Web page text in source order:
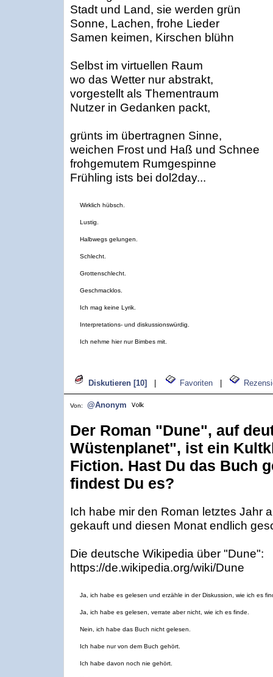
Stadt und Land, sie werden grün
Sonne, Lachen, frohe Lieder
Samen keimen, Kirschen blühn
Selbst im virtuellen Raum
wo das Wetter nur abstrakt,
vorgestellt als Thementraum
Nutzer in Gedanken packt,
grünts im übertragnen Sinne,
weichen Frost und Haß und Schnee
frohgemutem Rumgespinne
Frühling ists bei dol2day...
Wirklich hübsch.
Lustig.
Halbwegs gelungen.
Schlecht.
Grottenschlecht.
Geschmacklos.
Ich mag keine Lyrik.
Interpretations- und diskussionswürdig.
Ich nehme hier nur Bimbes mit.
Diskutieren [10] Favoriten
Von: @Anonym
Der Roman "Dune", auf
Wüstenplanet", ist ein
Fiction. Hast Du das Buch
findest Du es?
Ich habe mir den Roman letztes Jahr
gekauft und diesen Monat endlich
Die deutsche Wikipedia über "Dune":
https://de.wikipedia.org/wiki/Dune
Ja, ich habe es gelesen und erzähle in der Diskussion, wie ich es
Ja, ich habe es gelesen, verrate aber nicht, wie ich es finde.
Nein, ich habe das Buch nicht gelesen.
Ich habe nur von dem Buch gehört.
Ich habe davon noch nie gehört.